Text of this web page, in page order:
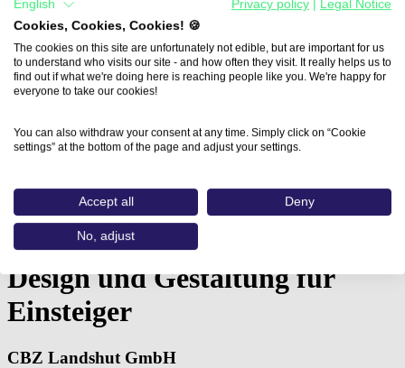
Aus- und Weiterbildungen
Design und Gestaltung für…
Design und Gestaltung für
Einsteiger
CBZ Landshut GmbH
English Privacy policy
Legal Notice
Cookies, Cookies, Cookies! 🍪
The cookies on this site are unfortunately not edible, but are important for us
to understand who visits our site - and how often they visit. It really helps us to
find out if what we're doing here is reaching people like you. We're happy for
everyone to take our cookies!
You can also withdraw your consent at any time. Simply click on “Cookie
settings” at the bottom of the page and adjust your settings.
Accept all Deny
No, adjust